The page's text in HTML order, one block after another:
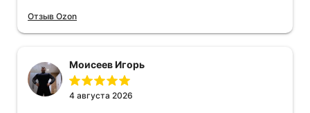
Отзыв Ozon
Моисеев Игорь
4 августа 2026